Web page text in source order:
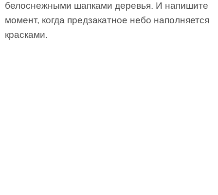
белоснежными шапками деревья. И напишите
момент, когда предзакатное небо наполняется
красками.